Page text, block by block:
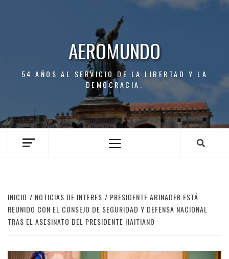
AEROMUNDO
54 AÑOS AL SERVICIO DE LA LIBERTAD Y LA
DEMOCRACIA.
Menú
INICIO NOTICIAS DE INTERES
PRESIDENTE ABINADER ESTÁ
REUNIDO CON EL CONSEJO DE SEGURIDAD Y DEFENSA NACIONAL
TRAS EL ASESINATO DEL PRESIDENTE HAITIANO